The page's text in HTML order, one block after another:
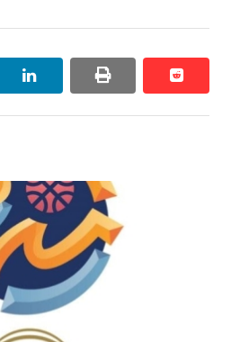
linkedin print reddit
reddit